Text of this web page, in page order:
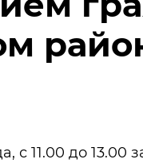
с 11.00 до 13.00